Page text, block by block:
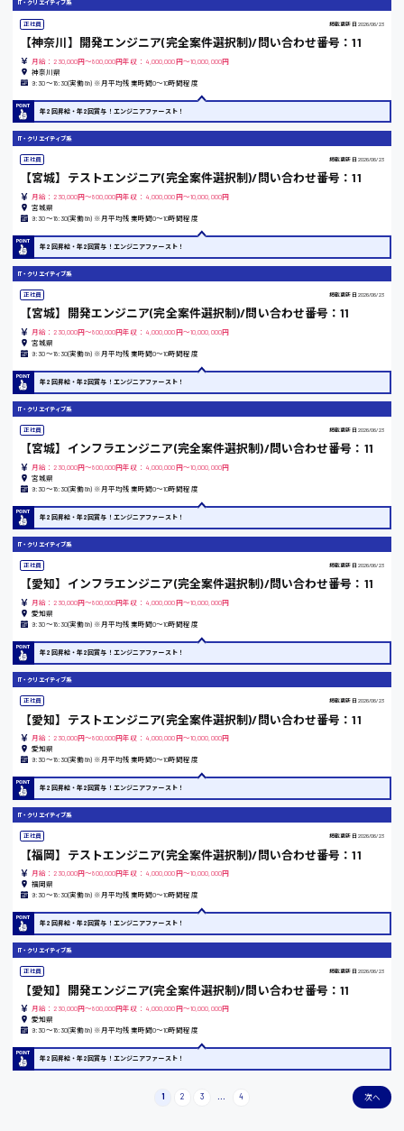
山口県
大竹市
三次市
三原市
福山市
福岡県
岡山県
大阪府
竹原市
熊本県
東京都
島根県
香川県
愛知県
月給制すべて
時給1100円～
時給1300円〜
時給1200円〜
時給1100円〜
IT・クリエイティブ系
正社員 掲載更新日 2026/06/23
【神奈川】開発エンジニア(完全案件選択制)/問い合わせ番号：11
月給：230,000円～800,000円年収：4,000,000円～10,000,000円
神奈川県
9:30〜18:30(実働8h) ※月平均残業時間0〜10時間程度
年2回昇給・年2回賞与！エンジニアファースト！
IT・クリエイティブ系
正社員 掲載更新日 2026/06/23
【宮城】テストエンジニア(完全案件選択制)/問い合わせ番号：11
月給：230,000円～800,000円年収：4,000,000円～10,000,000円
宮城県
9:30〜18:30(実働8h) ※月平均残業時間0〜10時間程度
年2回昇給・年2回賞与！エンジニアファースト！
IT・クリエイティブ系
正社員 掲載更新日 2026/06/23
【宮城】開発エンジニア(完全案件選択制)/問い合わせ番号：11
月給：230,000円～800,000円年収：4,000,000円～10,000,000円
宮城県
9:30〜18:30(実働8h) ※月平均残業時間0〜10時間程度
年2回昇給・年2回賞与！エンジニアファースト！
IT・クリエイティブ系
正社員 掲載更新日 2026/06/23
【宮城】インフラエンジニア(完全案件選択制)/問い合わせ番号：11
月給：230,000円～800,000円年収：4,000,000円～10,000,000円
宮城県
9:30〜18:30(実働8h) ※月平均残業時間0〜10時間程度
年2回昇給・年2回賞与！エンジニアファースト！
IT・クリエイティブ系
正社員 掲載更新日 2026/06/23
【愛知】インフラエンジニア(完全案件選択制)/問い合わせ番号：11
月給：230,000円～800,000円年収：4,000,000円～10,000,000円
愛知県
9:30〜18:30(実働8h) ※月平均残業時間0〜10時間程度
年2回昇給・年2回賞与！エンジニアファースト！
IT・クリエイティブ系
正社員 掲載更新日 2026/06/23
【愛知】テストエンジニア(完全案件選択制)/問い合わせ番号：11
月給：230,000円～800,000円年収：4,000,000円～10,000,000円
愛知県
9:30〜18:30(実働8h) ※月平均残業時間0〜10時間程度
年2回昇給・年2回賞与！エンジニアファースト！
IT・クリエイティブ系
正社員 掲載更新日 2026/06/23
【福岡】テストエンジニア(完全案件選択制)/問い合わせ番号：11
月給：230,000円～800,000円年収：4,000,000円～10,000,000円
福岡県
9:30〜18:30(実働8h) ※月平均残業時間0〜10時間程度
年2回昇給・年2回賞与！エンジニアファースト！
IT・クリエイティブ系
正社員 掲載更新日 2026/06/23
【愛知】開発エンジニア(完全案件選択制)/問い合わせ番号：11
月給：230,000円～800,000円年収：4,000,000円～10,000,000円
愛知県
9:30〜18:30(実働8h) ※月平均残業時間0〜10時間程度
年2回昇給・年2回賞与！エンジニアファースト！
1 2 3 ... 4 次へ